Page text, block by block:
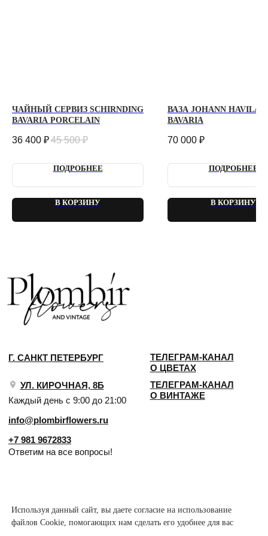
ЧАЙНЫЙ СЕРВИЗ SCHIRNDING
BAVARIA PORCELAIN
36 400 ₽45 500 ₽
ПОДРОБНЕЕ
В КОРЗИНУ
ВАЗА JOHANN
BAVARIA
70 000 ₽
ПОДРОБНЕЕ
В КОРЗИНУ
Используя данный сайт, вы даете согласие на использование
файлов Cookie, помогающих нам сделать его удобнее для вас